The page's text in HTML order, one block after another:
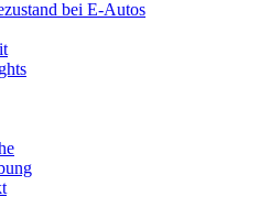
bei E-Autos